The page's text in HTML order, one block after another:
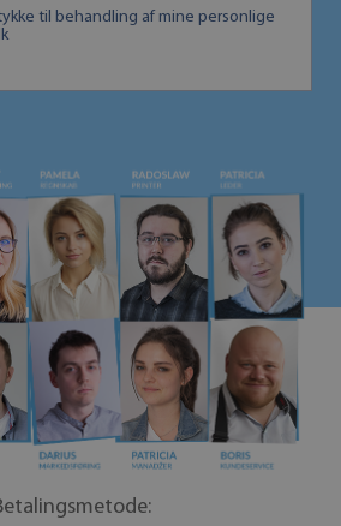
til behandling af mine personlige